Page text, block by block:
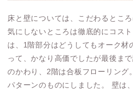
床と壁については、こだわるとこ
気にしないところは徹底的にコス
は、1階部分はどうしてもオーク材
って、かなり高価でしたが最後ま
のかわり、2階は合板フローリング
パターンのものにしました。 壁は